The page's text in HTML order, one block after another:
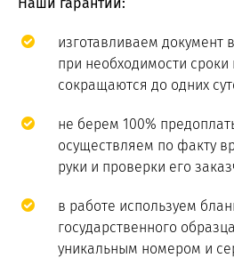
изготавливаем документ
при необходимости сроки
сокращаются до одних
не берем 100%
осуществляем по факту
руки и проверки его
в работе используем
государственного
уникальным номером и